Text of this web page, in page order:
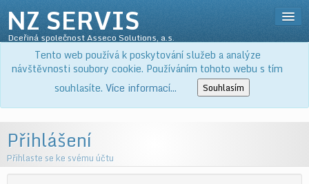
NZ SERVIS
Dceřiná společnost Asseco Solutions, a.s.
Přihlásit
SLUŽBY
KOŠÍK
Tento web používá k poskytování služeb a analýze
návštěvnosti soubory cookie. Používáním tohoto webu s tím
souhlasíte. Více informací... Souhlasím
Přihlášení
Přihlaste se ke svému účtu